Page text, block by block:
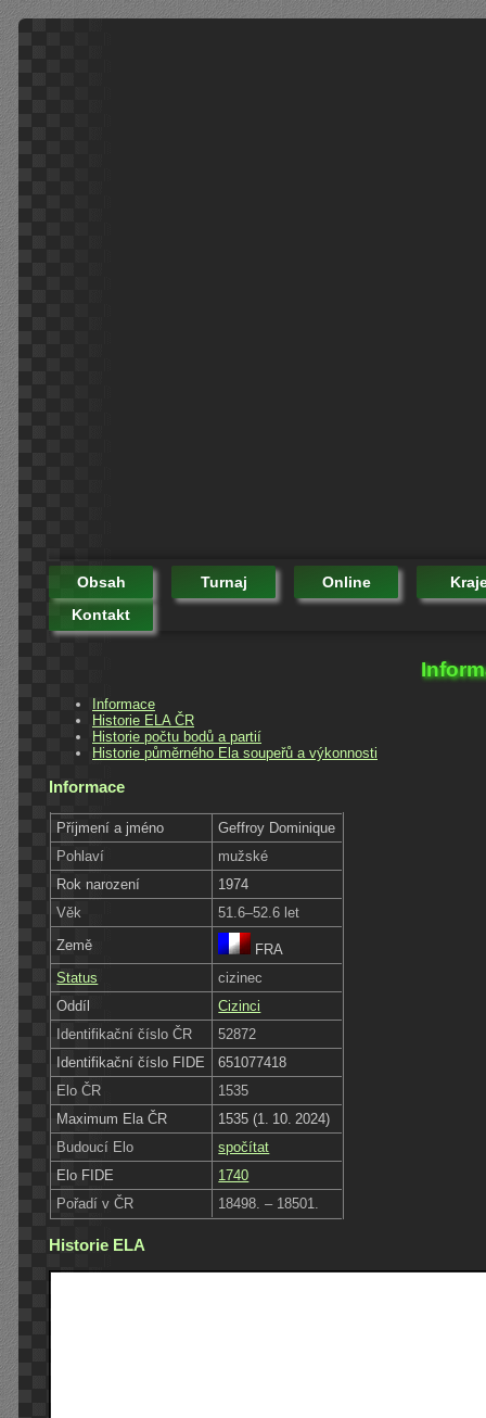
Obsah Turnaj Online
Kontakt
Informace
Historie ELA ČR
Historie počtu bodů a partií
Historie půměrného Ela soupeřů a výkonnosti
Informace
Příjmení a jméno
Geffroy Dominique
Pohlaví
mužské
Rok narození
1974
Věk
51.6–52.6 let
Země
FRA
Status
cizinec
Oddíl
Cizinci
Identifikační číslo ČR
52872
Identifikační číslo FIDE
651077418
Elo ČR
1535
Maximum Ela ČR
1535 (1. 10. 2024)
Budoucí Elo
spočítat
Elo FIDE
1740
Pořadí v ČR
18498. – 18501.
Historie ELA